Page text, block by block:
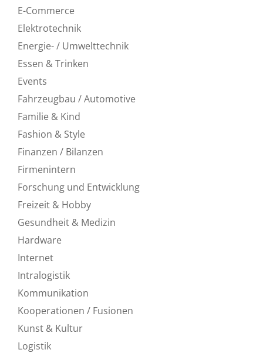
E-Commerce
Elektrotechnik
Energie- / Umwelttechnik
Essen & Trinken
Events
Fahrzeugbau / Automotive
Familie & Kind
Fashion & Style
Finanzen / Bilanzen
Firmenintern
Forschung und Entwicklung
Freizeit & Hobby
Gesundheit & Medizin
Hardware
Internet
Intralogistik
Kommunikation
Kooperationen / Fusionen
Kunst & Kultur
Logistik